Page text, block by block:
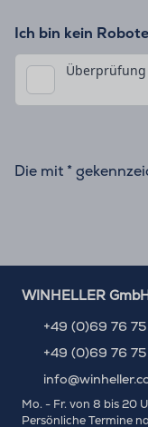
Ich bin kein
Die mit *
WINHELLER
+49 (0)69 76
+49 (0)69 76 75
Mo. - Fr. von 8 bis 20
Persönliche Termine